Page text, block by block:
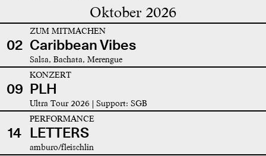
Oktober 2026
02
ZUM MITMACHEN
Caribbean Vibes
Salsa, Bachata, Merengue
09
KONZERT
PLH
Ultra Tour 2026 | Support: SGB
14
PERFORMANCE
LETTERS
amburo/fleischlin